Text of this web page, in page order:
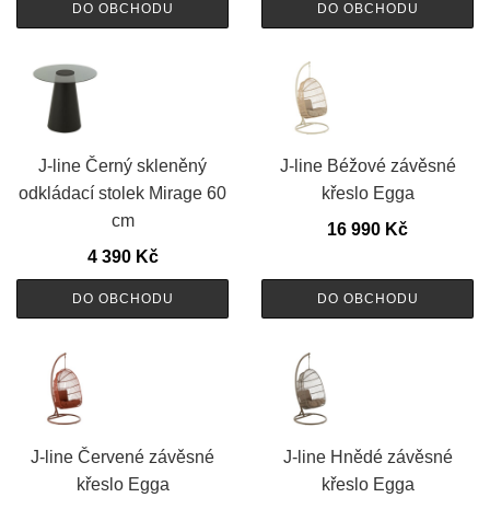
DO OBCHODU DO OBCHODU
J-line Černý skleněný
odkládací stolek Mirage 60
cm
4 390 Kč
DO OBCHODU
J-line Béžové závěsné
křeslo Egga
16 990 Kč
DO OBCHODU
J-line Červené závěsné
křeslo Egga
J-line Hnědé závěsné
křeslo Egga